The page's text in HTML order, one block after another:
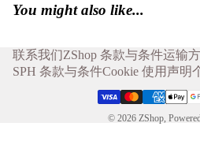
You might also like...
联系我们ZShop 条款与条件运输
SPH 条款与条件Cookie 使用声明
© 2026 ZShop,